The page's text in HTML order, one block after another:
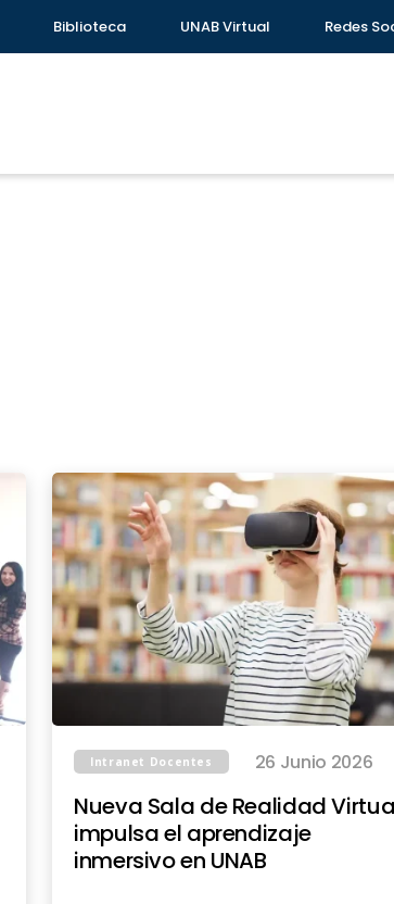
Biblioteca UNAB Virtual Redes
Intranet Docentes 26 Junio 2026
Nueva Sala de Realidad
impulsa el aprendizaje
inmersivo en UNAB